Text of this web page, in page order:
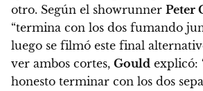
otro. Según el showrunner Peter
“termina con los dos fumando
luego se filmó este final
ver ambos cortes, Gould explicó:
honesto terminar con los dos